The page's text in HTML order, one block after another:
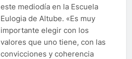
este mediodía en la Escuela
Eulogia de Altube. «Es muy
importante elegir con los
valores que uno tiene, con las
convicciones y coherencia